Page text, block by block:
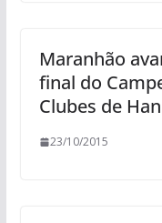
Maranhão
final do
Clubes de
23/10/2015